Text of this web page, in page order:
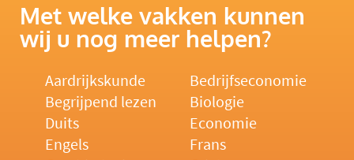
Met welke vakken kunnen
wij u nog meer helpen?
Aardrijkskunde
Bedrijfseconomie
Begrijpend lezen
Biologie
Duits
Economie
Engels
Frans